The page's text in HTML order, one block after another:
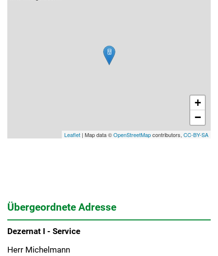
+
−
Leaflet | Map data ©OpenStreetMapcontributors, CC-BY-SA
Übergeordnete Adresse
Dezernat I - Service
Herr Michelmann